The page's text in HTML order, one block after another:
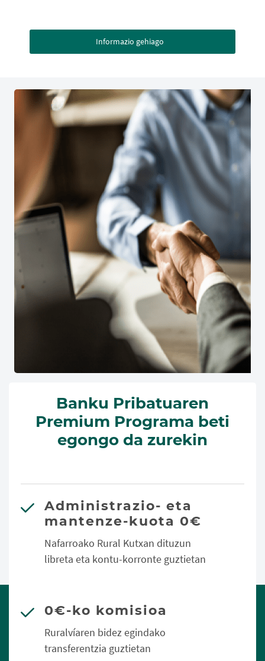
Informazio gehiago
Banku Pribatuaren
Premium Programa beti
egongo da zurekin
Administrazio- eta
mantenze-kuota 0€
Nafarroako Rural Kutxan dituzun
libreta eta kontu-korronte guztietan
0€-ko komisioa
Ruralvíaren bidez egindako
transferentzia guztietan